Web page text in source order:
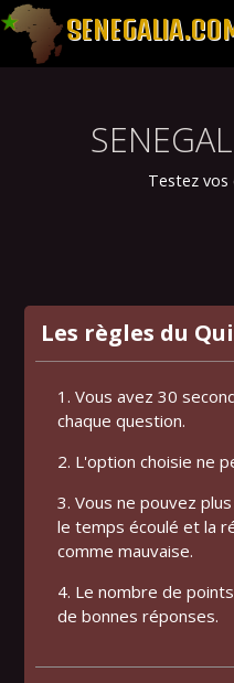
Testez vos
Les règles du
1. Vous avez 30
chaque question.
2. L'option choisie ne
3. Vous ne pouvez
le temps écoulé et la
comme mauvaise.
4. Le nombre de
de bonnes réponses.